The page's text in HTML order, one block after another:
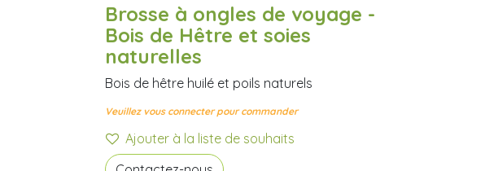
Brosse à ongles de voyage -
Bois de Hêtre et soies
naturelles
Bois de hêtre huilé et poils naturels
Veuillez vous connecter pour commander
Ajouter à la liste de souhaits